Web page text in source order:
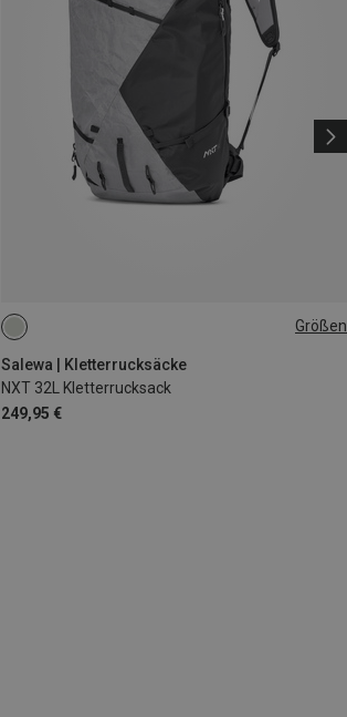
Größen
Salewa | Kletterrucksäcke
NXT 32L Kletterrucksack
249,95 €
32L